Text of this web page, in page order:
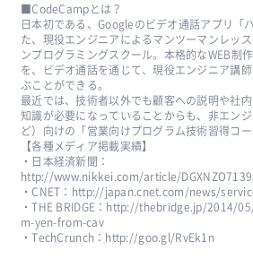
■CodeCampとは？
日本初である、Googleのビデオ通話アプリ「
た、現役エンジニアによるマンツーマンレッ
ンプログラミングスクール。本格的なWEB制
を、ビデオ通話を通じて、現役エンジニア講
ぶことができる。
最近では、技術者以外でも顧客への説明や社
知識が必要になっていることからも、非エン
ど）向けの「営業向けプログラム技術習得コー
【各種メディア掲載実績】
・日本経済新聞：
http://www.nikkei.com/article/
・CNET：http://japan.cnet.com/news/
・THE BRIDGE：http://thebridge.jp/2014/
m-yen-from-cav
・TechCrunch：http://goo.gl/RvEk1n